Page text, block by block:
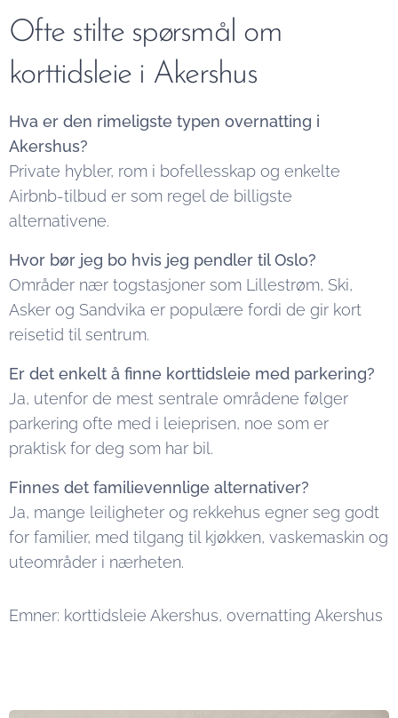
Ofte stilte spørsmål om
korttidsleie i Akershus
Hva er den rimeligste typen overnatting i
Akershus?
Private hybler, rom i bofellesskap og enkelte
Airbnb-tilbud er som regel de billigste
alternativene.
Hvor bør jeg bo hvis jeg pendler til Oslo?
Områder nær togstasjoner som Lillestrøm, Ski,
Asker og Sandvika er populære fordi de gir kort
reisetid til sentrum.
Er det enkelt å finne korttidsleie med parkering?
Ja, utenfor de mest sentrale områdene følger
parkering ofte med i leieprisen, noe som er
praktisk for deg som har bil.
Finnes det familievennlige alternativer?
Ja, mange leiligheter og rekkehus egner seg godt
for familier, med tilgang til kjøkken, vaskemaskin og
uteområder i nærheten.
Emner: korttidsleie Akershus, overnatting Akershus